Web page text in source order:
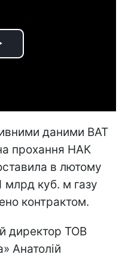
даними ВАТ
прохання НАК
в лютому
млрд куб. м газу
контрактом.
директор ТОВ
Анатолій